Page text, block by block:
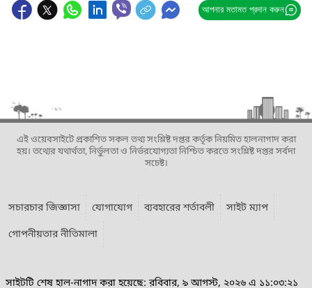
আপনার মতামত প্রদান করুন
এই ওয়েবসাইটে প্রকাশিত সকল তথ্য সংশ্লিষ্ট দপ্তর কর্তৃক নিয়মিত হালনাগাদ করা
হয়। তথ্যের যথার্থতা, নির্ভুলতা ও নির্ভরযোগ্যতা নিশ্চিত করতে সংশ্লিষ্ট দপ্তর সর্বদা
সচেষ্ট।
সচারচার জিজ্ঞাসা যোগাযোগ ব্যবহারের শর্তাবলী
সাইট ম্যাপ
গোপনীয়তার নীতিমালা
সাইটটি শেষ হাল-নাগাদ করা হয়েছে: রবিবার, ৯ আগস্ট, ২০২৬ এ ১১:০৩:২১